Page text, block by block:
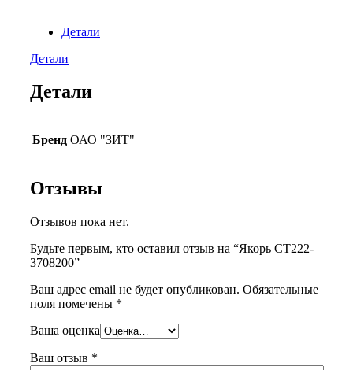
Детали
Детали
Детали
Бренд ОАО "ЗИТ"
Отзывы
Отзывов пока нет.
Будьте первым, кто оставил отзыв на “Якорь СТ222-
3708200”
Ваш адрес email не будет опубликован. Обязательные
поля помечены *
Ваша оценка
Ваш отзыв *